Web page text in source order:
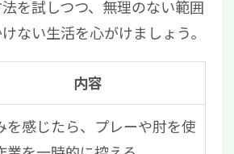
を試しつつ、無理のない範囲
ない生活を心がけましょう。
内容
を感じたら、プレーや肘を使